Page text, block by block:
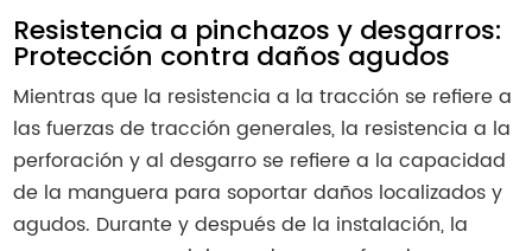
Resistencia a pinchazos y desgarros:
Protección contra daños agudos
Mientras que la resistencia a la tracción se refiere a
las fuerzas de tracción generales, la resistencia a la
perforación y al desgarro se refiere a la capacidad
de la manguera para soportar daños localizados y
agudos. Durante y después de la instalación, la